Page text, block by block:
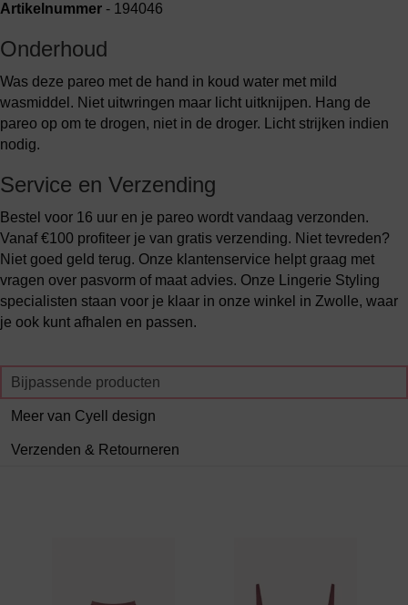
Artikelnummer - 194046
Onderhoud
Was deze pareo met de hand in koud water met mild
wasmiddel. Niet uitwringen maar licht uitknijpen. Hang de
pareo op om te drogen, niet in de droger. Licht strijken indien
nodig.
Service en Verzending
Bestel voor 16 uur en je pareo wordt vandaag verzonden.
Vanaf €100 profiteer je van gratis verzending. Niet tevreden?
Niet goed geld terug. Onze klantenservice helpt graag met
vragen over pasvorm of maat advies. Onze Lingerie Styling
specialisten staan voor je klaar in onze winkel in Zwolle, waar
je ook kunt afhalen en passen.
Bijpassende producten
Meer van Cyell design
Verzenden & Retourneren